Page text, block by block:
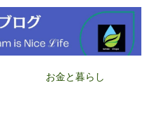
お金と暮らし